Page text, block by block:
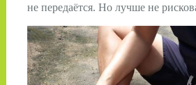
не передаётся. Но лучше не